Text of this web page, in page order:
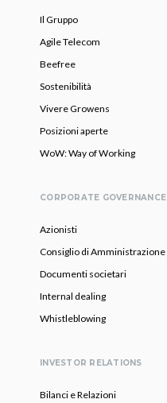
Il Gruppo
Agile Telecom
Beefree
Sostenibilità
Vivere Growens
Posizioni aperte
WoW: Way of Working
CORPORATE GOVERNANCE
Azionisti
Consiglio di Amministrazione
Documenti societari
Internal dealing
Whistleblowing
INVESTOR RELATIONS
Bilanci e Relazioni